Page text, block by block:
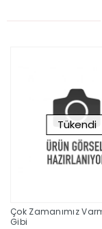
Tükendi
Çok Zamanımız
Gibi